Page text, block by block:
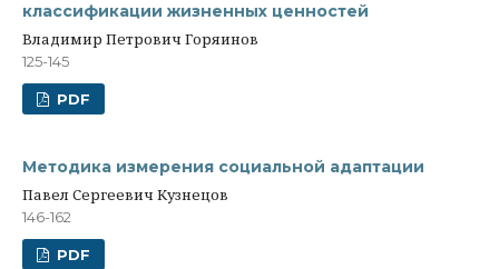
классификации жизненных ценностей
Владимир Петрович Горяинов
125-145
PDF
Методика измерения социальной адаптации
Павел Сергеевич Кузнецов
146-162
PDF